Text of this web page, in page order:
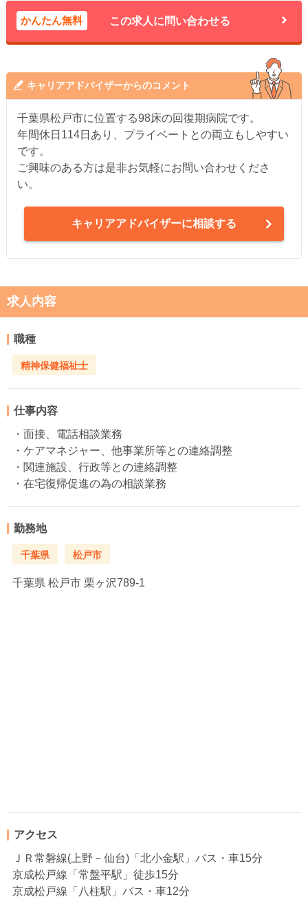
かんたん無料 この求人に問い合わせる
キャリアアドバイザーからのコメント
千葉県松戸市に位置する98床の回復期病院です。
年間休日114日あり、プライベートとの両立もしやすい
です。
ご興味のある方は是非お気軽にお問い合わせくださ
い。
キャリアアドバイザーに相談する
求人内容
職種
精神保健福祉士
仕事内容
・面接、電話相談業務
・ケアマネジャー、他事業所等との連絡調整
・関連施設、行政等との連絡調整
・在宅復帰促進の為の相談業務
勤務地
千葉県 松戸市
千葉県 松戸市 栗ヶ沢789-1
アクセス
ＪＲ常磐線(上野－仙台)「北小金駅」バス・車15分
京成松戸線「常盤平駅」徒歩15分
京成松戸線「八柱駅」バス・車12分